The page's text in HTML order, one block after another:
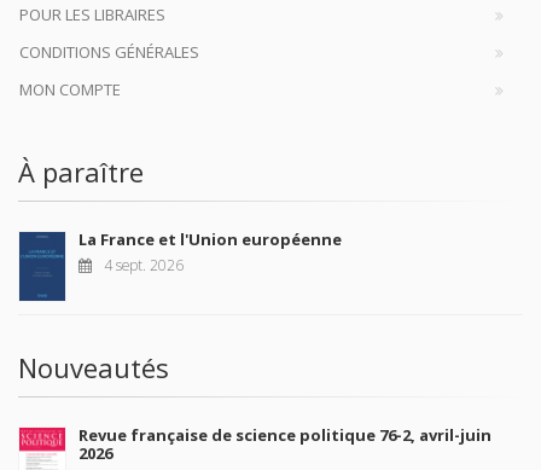
POUR LES LIBRAIRES
CONDITIONS GÉNÉRALES
MON COMPTE
À paraître
La France et l'Union européenne
4 sept. 2026
Nouveautés
Revue française de science politique 76-2, avril-juin
2026